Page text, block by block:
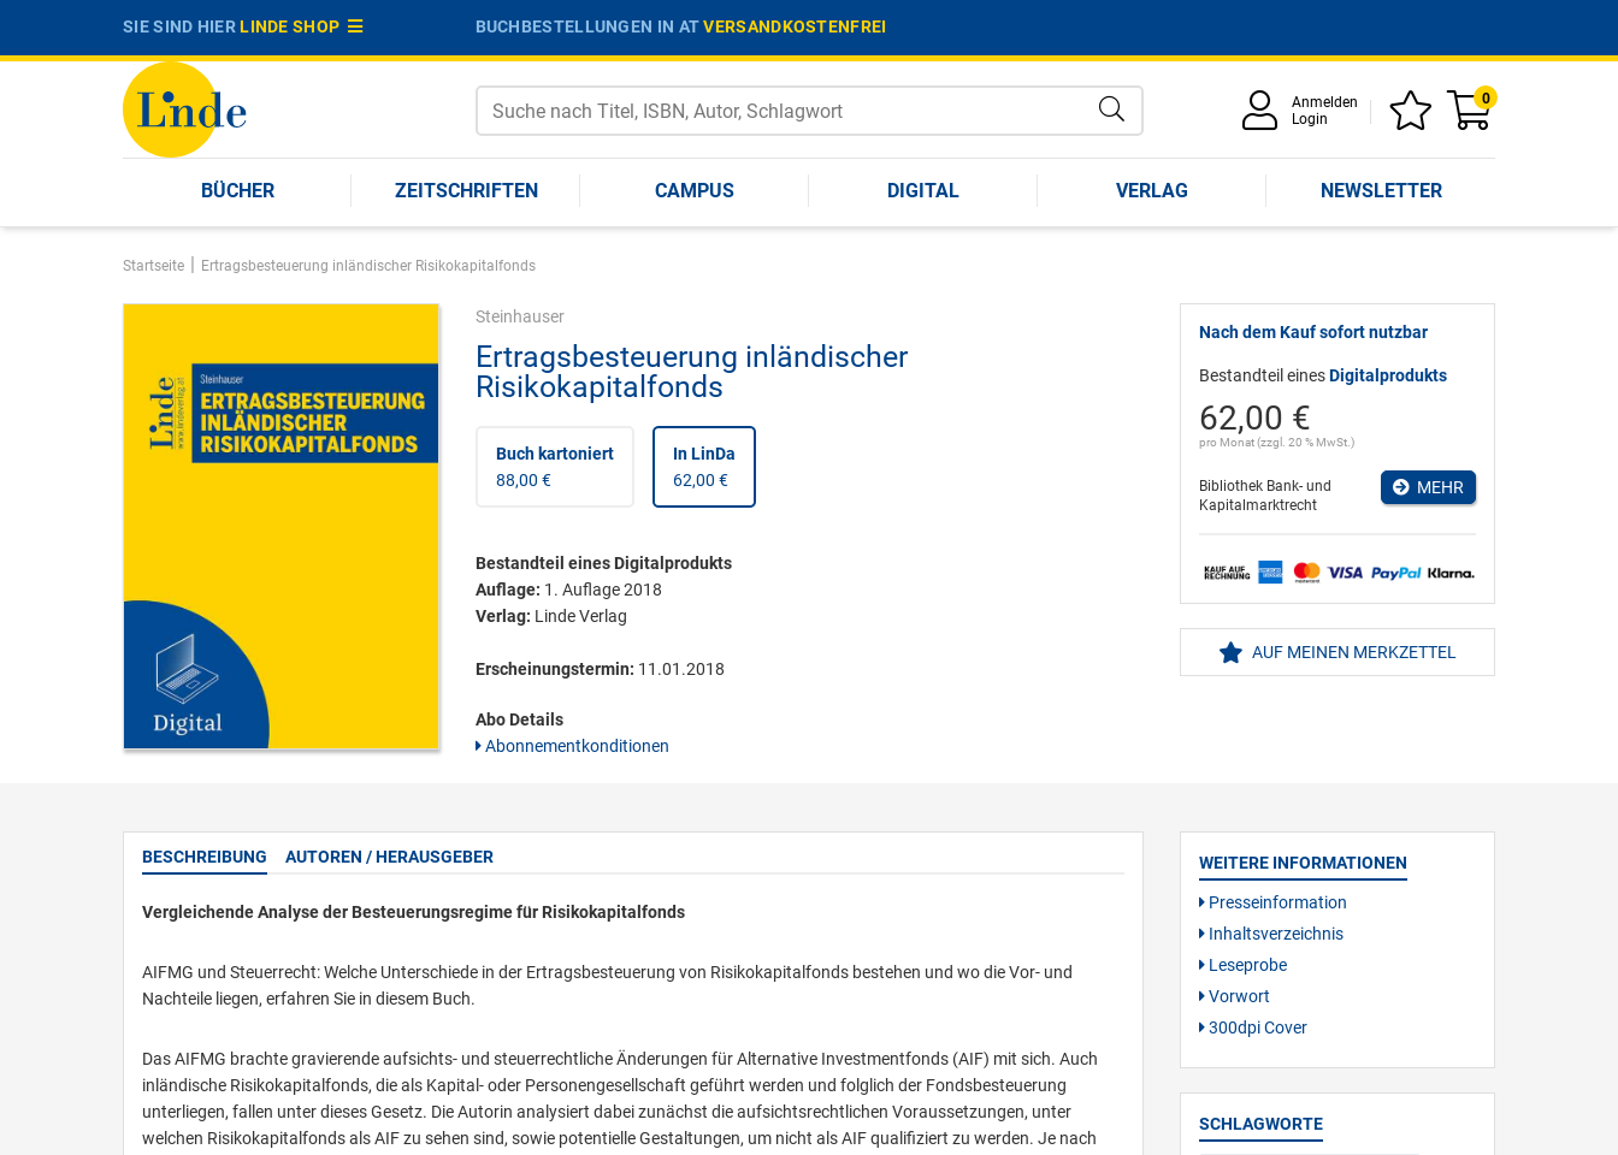
SIE SIND HIERLINDE SHOP BUCHBESTELLUNGEN IN ATVERSANDKOSTENFREI
Anmelden
Login
0
BÜCHER ZEITSCHRIFTEN CAMPUS DIGITAL VERLAG NEWSLETTER
Startseite | Ertragsbesteuerung inländischer Risikokapitalfonds
Steinhauser
Ertragsbesteuerung inländischer
Risikokapitalfonds
Buch kartoniert
88,00 €
In LinDa
62,00 €
Bestandteil eines Digitalprodukts
Auflage: 1. Auflage 2018
Verlag: Linde Verlag
Erscheinungstermin: 11.01.2018
Abo Details
Abonnementkonditionen
Nach dem Kauf sofort nutzbar
Bestandteil einesDigitalprodukts
62,00 €
pro Monat (zzgl. 20 % MwSt.)
Bibliothek Bank- und
Kapitalmarktrecht
MEHR
AUF MEINEN MERKZETTEL
BESCHREIBUNG AUTOREN / HERAUSGEBER
Vergleichende Analyse der Besteuerungsregime für Risikokapitalfonds
AIFMG und Steuerrecht: Welche Unterschiede in der Ertragsbesteuerung von Risikokapitalfonds bestehen und wo die Vor- und
Nachteile liegen, erfahren Sie in diesem Buch.
Das AIFMG brachte gravierende aufsichts- und steuerrechtliche Änderungen für Alternative Investmentfonds (AIF) mit sich. Auch
inländische Risikokapitalfonds, die als Kapital- oder Personengesellschaft geführt werden und folglich der Fondsbesteuerung
unterliegen, fallen unter dieses Gesetz. Die Autorin analysiert dabei zunächst die aufsichtsrechtlichen Voraussetzungen, unter
welchen Risikokapitalfonds als AIF zu sehen sind, sowie potentielle Gestaltungen, um nicht als AIF qualifiziert zu werden. Je nach
WEITERE INFORMATIONEN
Presseinformation
Inhaltsverzeichnis
Leseprobe
Vorwort
300dpi Cover
SCHLAGWORTE